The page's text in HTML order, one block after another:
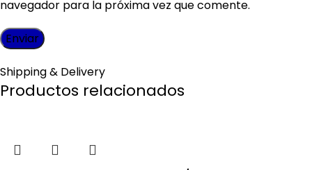
navegador para la próxima vez que comente.
Shipping & Delivery
Productos relacionados